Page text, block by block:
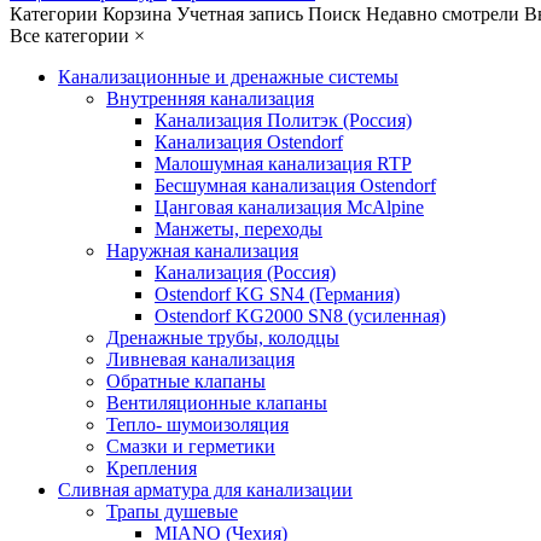
Категории Корзина Учетная запись Поиск Недавно смотрели
Все категории ×
Канализационные и дренажные системы
Внутренняя канализация
Канализация Политэк (Россия)
Канализация Ostendorf
Малошумная канализация RTP
Бесшумная канализация Ostendorf
Цанговая канализация McAlpine
Манжеты, переходы
Наружная канализация
Канализация (Россия)
Ostendorf KG SN4 (Германия)
Ostendorf KG2000 SN8 (усиленная)
Дренажные трубы, колодцы
Ливневая канализация
Обратные клапаны
Вентиляционные клапаны
Тепло- шумоизоляция
Смазки и герметики
Крепления
Сливная арматура для канализации
Трапы душевые
MIANO (Чехия)